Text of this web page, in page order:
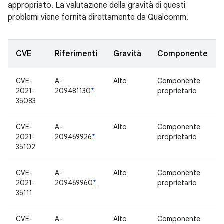
appropriato. La valutazione della gravità di questi
problemi viene fornita direttamente da Qualcomm.
CVE Riferimenti Gravità Componente
CVE-
2021-
35083
A-
209481130*
Alto
Componente
proprietario
CVE-
2021-
35102
A-
209469926*
Alto
Componente
proprietario
CVE-
2021-
35111
A-
209469960*
Alto
Componente
proprietario
CVE-
A-
Alto
Componente